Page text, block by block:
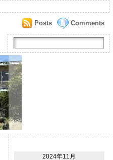
Comments
Posts
2024年11月